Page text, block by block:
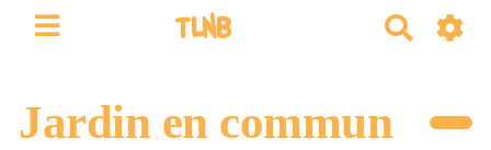
TLNB
Jardin en commun